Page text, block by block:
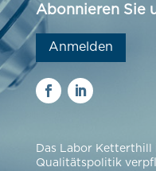
Abonnieren Sie
Anmelden
Das Labor Ketterthill
Qualitätspolitik